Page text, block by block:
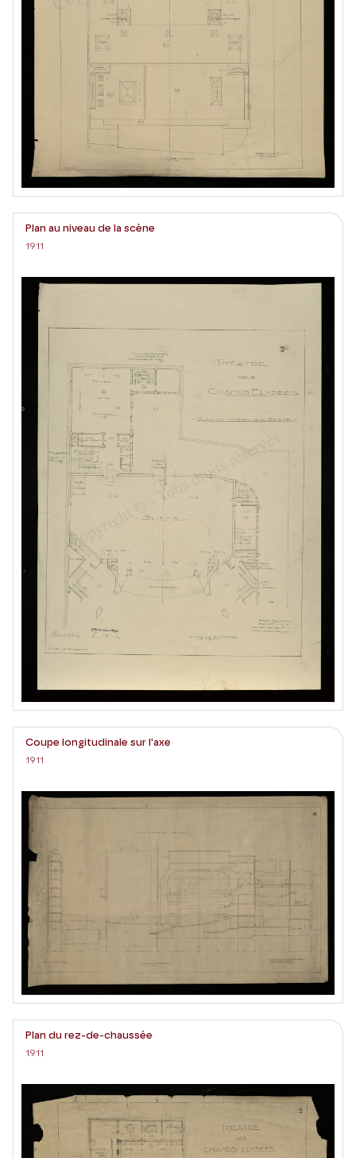
Plan au niveau de la scène
1911
Coupe longitudinale sur l'axe
1911
Plan du rez-de-chaussée
1911